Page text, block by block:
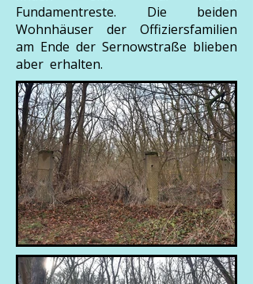
Fundamentreste. Die beiden
Wohnhäuser der Offiziersfamilien
am Ende der Sernowstraße blieben
aber erhalten.